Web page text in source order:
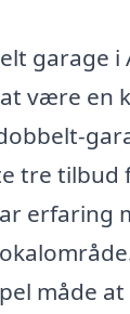
garage i
være en
tre tilbud
erfaring
måde